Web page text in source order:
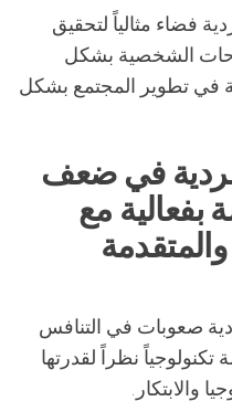
فضاء مثالياً لتحقيق
الشخصية بشكل
في تطوير المجتمع بشكل
في ضعف
بفعالية مع
صعوبات في التنافس
نظراً لقدرتها
والابتكار.